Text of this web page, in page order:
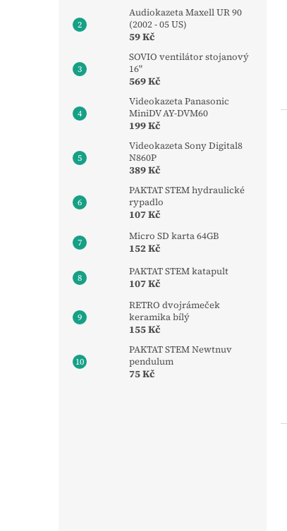
Audiokazeta Maxell UR 90
(2002 - 05 US)
59 Kč
SOVIO ventilátor stojanový
16"
569 Kč
Videokazeta Panasonic
MiniDV AY-DVM60
199 Kč
Videokazeta Sony Digital8
N860P
389 Kč
PAKTAT STEM hydraulické
rypadlo
107 Kč
Micro SD karta 64GB
152 Kč
PAKTAT STEM katapult
107 Kč
RETRO dvojrámeček
keramika bílý
155 Kč
PAKTAT STEM Newtnuv
pendulum
75 Kč